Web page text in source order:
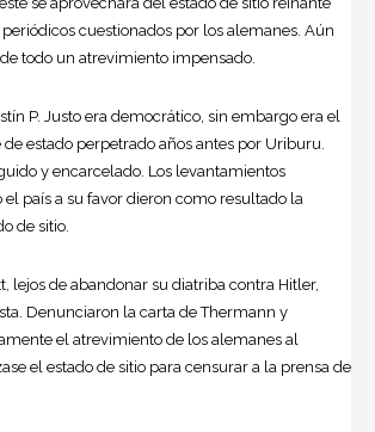
cuestionados por los alemanes. Aún
todo un atrevimiento impensado.
P. Justo era democrático, sin embargo era el
estado perpetrado años antes por Uriburu.
y encarcelado. Los levantamientos
el país a su favor dieron como resultado la
de sitio.
lejos de abandonar su diatriba contra Hitler,
Denunciaron la carta de Thermann y
el atrevimiento de los alemanes al
el estado de sitio para censurar a la prensa de